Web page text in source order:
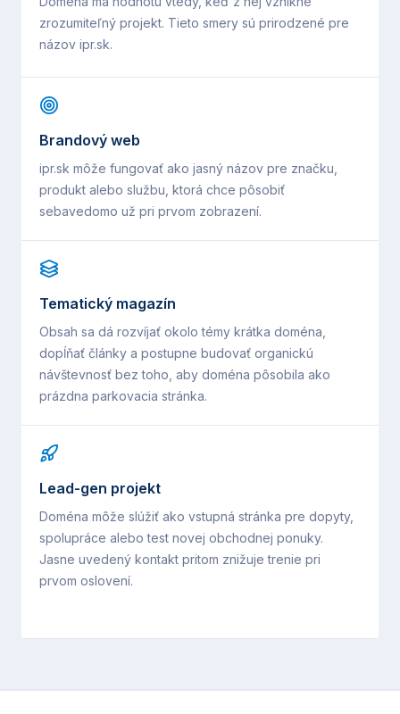
zrozumiteľný projekt. Tieto smery sú prirodzené pre
názov ipr.sk.
Brandový web
ipr.sk môže fungovať ako jasný názov pre značku,
produkt alebo službu, ktorá chce pôsobiť
sebavedomo už pri prvom zobrazení.
Tematický magazín
Obsah sa dá rozvíjať okolo témy krátka doména,
dopĺňať články a postupne budovať organickú
návštevnosť bez toho, aby doména pôsobila ako
prázdna parkovacia stránka.
Lead-gen projekt
Doména môže slúžiť ako vstupná stránka pre dopyty,
spolupráce alebo test novej obchodnej ponuky.
Jasne uvedený kontakt pritom znižuje trenie pri
prvom oslovení.